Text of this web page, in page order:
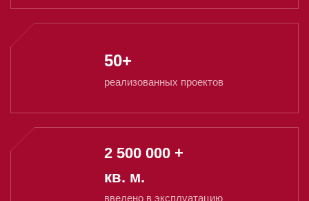
50+
реализованных проектов
2 500 000 +
кв. м.
введено в эксплуатацию